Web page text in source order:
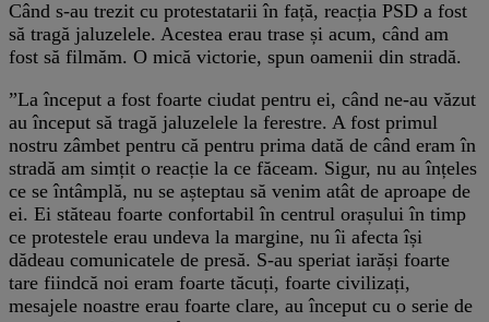
Când s-au trezit cu protestatarii în față, reacția PSD a fost
să tragă jaluzelele. Acestea erau trase și acum, când am
fost să filmăm. O mică victorie, spun oamenii din stradă.
”La început a fost foarte ciudat pentru ei, când ne-au văzut
au început să tragă jaluzelele la ferestre. A fost primul
nostru zâmbet pentru că pentru prima dată de când eram în
stradă am simțit o reacție la ce făceam. Sigur, nu au înțeles
ce se întâmplă, nu se așteptau să venim atât de aproape de
ei. Ei stăteau foarte confortabil în centrul orașului în timp
ce protestele erau undeva la margine, nu îi afecta își
dădeau comunicatele de presă. S-au speriat iarăși foarte
tare fiindcă noi eram foarte tăcuți, foarte civilizați,
mesajele noastre erau foarte clare, au început cu o serie de